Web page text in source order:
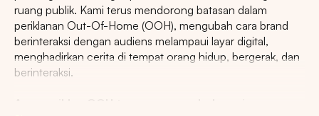
ruang publik. Kami terus mendorong batasan dalam
periklanan Out-Of-Home (OOH), mengubah cara brand
berinteraksi dengan audiens melampaui layar digital,
menghadirkan cerita di tempat orang hidup, bergerak, dan
berinteraksi.